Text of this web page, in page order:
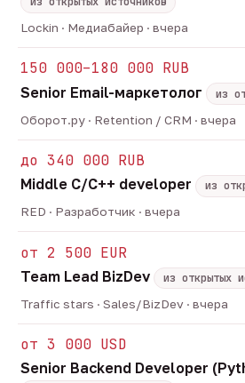
Lockin · Медиабайер · вчера
150 000–180 000 RUB
Senior Email-маркетолог
из
Оборот.ру · Retention / CRM · вчера
до 340 000 RUB
Middle C/C++ developer
из
RED · Разработчик · вчера
от 2 500 EUR
Team Lead BizDev
из открытых
Traffic stars · Sales/BizDev · вчера
от 3 000 USD
Senior Backend Developer